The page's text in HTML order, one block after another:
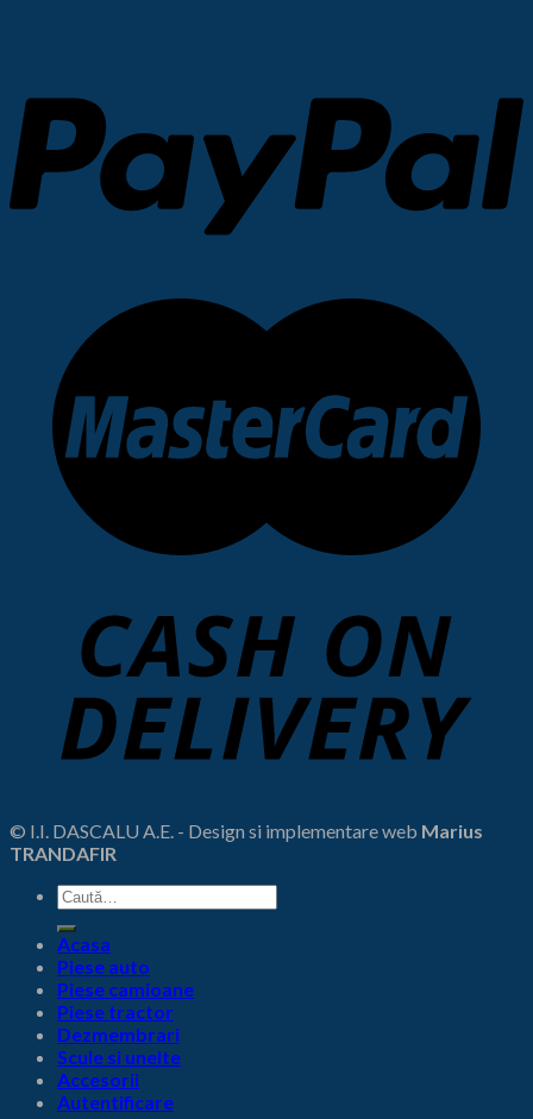
© I.I. DASCALU A.E. - Design si implementare web Marius
TRANDAFIR
Caută
Acasa
Piese auto
Piese camioane
Piese tractor
Dezmembrari
Scule si unelte
Accesorii
Autentificare